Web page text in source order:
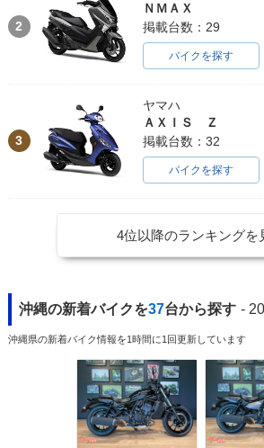
2
ＮＭＡＸ
掲載台数：29
バイクを探す
3
ヤマハ
ＡＸＩＳ Ｚ
掲載台数：32
バイクを探す
4位以降のランキングを
沖縄の新着バイクを37台から探す -
沖縄県の新着バイク情報を1時間に1回更新しています